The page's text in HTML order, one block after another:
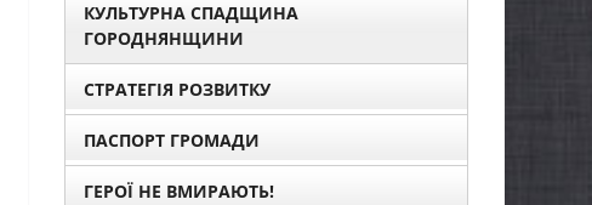
КУЛЬТУРНА СПАДЩИНА
ГОРОДНЯНЩИНИ
СТРАТЕГІЯ РОЗВИТКУ
ПАСПОРТ ГРОМАДИ
ГЕРОЇ НЕ ВМИРАЮТЬ!